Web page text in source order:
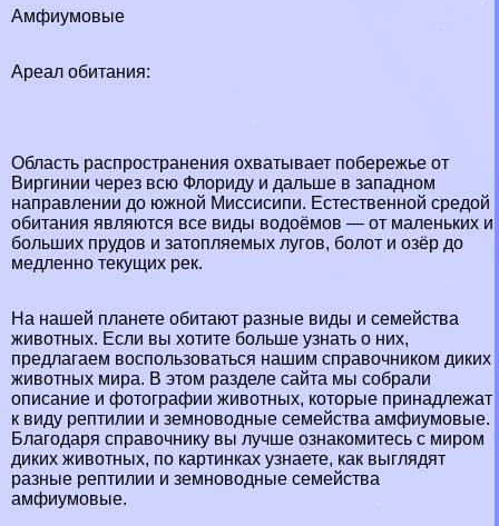
Амфиумовые
Ареал обитания:
Область распространения охватывает побережье от
Виргинии через всю Флориду и дальше в западном
направлении до южной Миссисипи. Естественной средой
обитания являются все виды водоёмов — от маленьких и
больших прудов и затопляемых лугов, болот и озёр до
медленно текущих рек.
На нашей планете обитают разные виды и семейства
животных. Если вы хотите больше узнать о них,
предлагаем воспользоваться нашим справочником диких
животных мира. В этом разделе сайта мы собрали
описание и фотографии животных, которые принадлежат
к виду рептилии и земноводные семейства амфиумовые.
Благодаря справочнику вы лучше ознакомитесь с миром
диких животных, по картинках узнаете, как выглядят
разные рептилии и земноводные семейства
амфиумовые.